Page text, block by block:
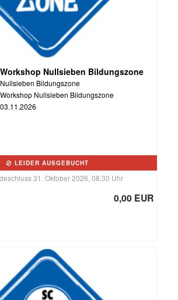
Workshop Nullsieben Bildungszone
Nullsieben Bildungszone
Workshop Nullsieben Bildungszone
03.11.2026
LEIDER AUSGEBUCHT
31. Oktober 2026, 08:30 Uhr
0,00 EUR